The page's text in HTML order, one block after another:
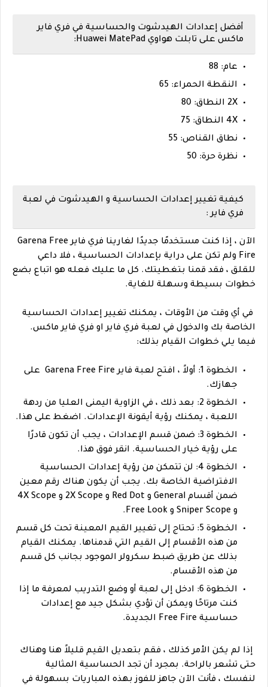
أفضل إعدادات الهيدشوت والحساسية في فري فاير
ماكس على تابلت هواوي Huawei MatePad:
عام: 88
النقطة الحمراء: 65
2X النطاق: 80
4X النطاق: 75
نطاق القناص: 55
نظرة حرة: 50
كيفية تغيير إعدادات الحساسية و الهيدشوت في لعبة
فري فاير :
الآن ، إذا كنت مستخدمًا جديدًا لغارينا فري فاير Garena Free
Fire ولم تكن على دراية بإعدادات الحساسية ، فلا داعي
للقلق ، فقد قمنا بتغطيتك. كل ما عليك فعله هو اتباع بضع
خطوات بسيطة وسهلة للغاية.
في أي وقت من الأوقات ، يمكنك تغيير إعدادات الحساسية
الخاصة بك والدخول في لعبة فري فاير او فري فاير ماكس.
فيما يلي خطوات القيام بذلك:
الخطوة 1: أولاً ، افتح لعبة فاير Garena Free Fire على
جهازك.
الخطوة 2: بعد ذلك ، في الزاوية اليمنى العليا من ردهة
اللعبة ، يمكنك رؤية أيقونة الإعدادات. اضغط على هذا.
الخطوة 3: ضمن قسم الإعدادات ، يجب أن تكون قادرًا
على رؤية خيار الحساسية. انقر فوق هذا.
الخطوة 4: لن تتمكن من رؤية إعدادات الحساسية
الافتراضية الخاصة بك. يجب أن يكون هناك رقم معين
ضمن أقسام General و Red Dot و 2X Scope و 4X Scope
و Sniper Scope و Free Look.
الخطوة 5: تحتاج إلى تغيير القيم المعينة تحت كل قسم
من هذه الأقسام إلى القيم التي قدمناها. يمكنك القيام
بذلك عن طريق ضبط سكرولر الموجود بجانب كل قسم
من هذه الأقسام.
الخطوة 6: ادخل إلى لعبة أو وضع التدريب لمعرفة ما إذا
كنت مرتاحًا ويمكن أن تؤدي بشكل جيد مع إعدادات
حساسية Free Fire الجديدة.
إذا لم يكن الأمر كذلك ، فقم بتعديل القيم قليلاً هنا وهناك
حتى تشعر بالراحة. بمجرد أن تجد الحساسية المثالية
لنفسك ، فأنت الآن جاهز للفوز بهذه المباريات بسهولة في